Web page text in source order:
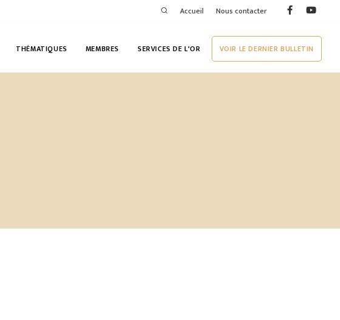
Accueil Nous contacter
THÉMATIQUES MEMBRES SERVICES DE L'OR VOIR LE DERNIER BULLETIN